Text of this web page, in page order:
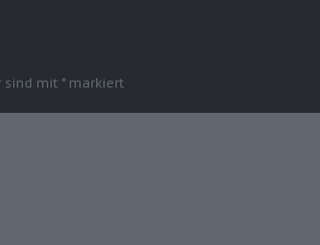
sind mit *markiert